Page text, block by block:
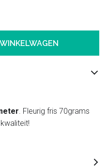
. Fleurig fris 70grams